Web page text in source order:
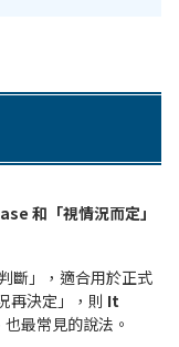
和「視情況而定」
斷」，適合用於正式
再決定」，則 It
最常見的說法。